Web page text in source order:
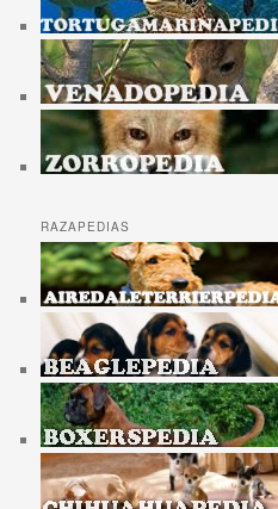
RAZAPEDIAS